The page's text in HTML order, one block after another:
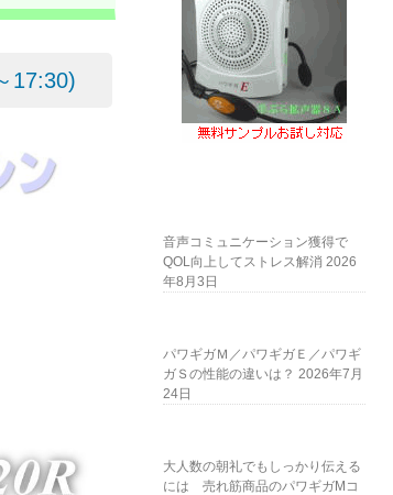
17:30)
音声コミュニケーション獲得で
QOL向上してストレス解消 2026
年8月3日
パワギガＭ／パワギガＥ／パワギ
ガＳの性能の違いは？ 2026年7月
24日
大人数の朝礼でもしっかり伝える
には 売れ筋商品のパワギガMコ